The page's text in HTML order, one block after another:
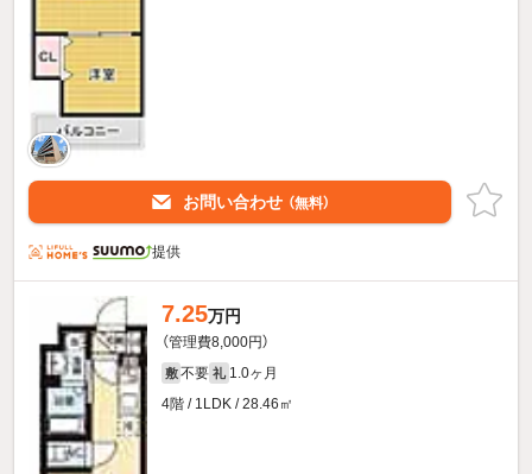
お問い合わせ （無料）
提供
7.25万円
（管理費8,000円）
敷 不要 礼 1.0ヶ月
4階 / 1LDK / 28.46㎡